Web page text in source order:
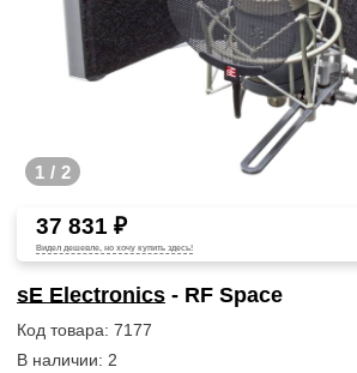
1 / 2
37 831 ₽
Видел дешевле, но хочу купить здесь!
sE Electronics - RF Space
Код товара: 7177
В наличии: 2